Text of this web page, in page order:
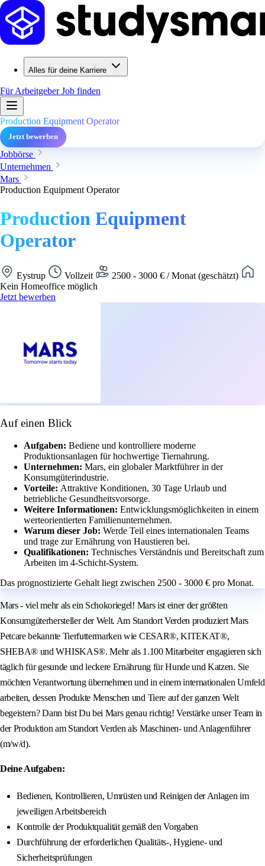
Alles für deine Karriere
Für ArbeitgeberJob finden
Production Equipment Operator
Jetzt bewerben
Jobbörse
Unternehmen
Mars
Production Equipment Operator
Production Equipment
Operator
Eystrup Vollzeit
2500 - 3000 € / Monat (geschätzt)
Kein Homeoffice möglich
Jetzt bewerben
Auf einen Blick
Aufgaben: Bediene und kontrolliere moderne
Produktionsanlagen für hochwertige Tiernahrung.
Unternehmen: Mars, ein globaler Marktführer in der
Konsumgüterindustrie.
Vorteile: Attraktive Konditionen, 30 Tage Urlaub und
betriebliche Gesundheitsvorsorge.
Weitere Informationen: Entwicklungsmöglichkeiten in einem
werteorientierten Familienunternehmen.
Warum dieser Job: Werde Teil eines internationalen Teams
und trage zur Ernährung von Haustieren bei.
Qualifikationen: Technisches Verständnis und Bereitschaft zum
Arbeiten im 4-Schicht-System.
Das prognostizierte Gehalt liegt zwischen 2500 - 3000 € pro Monat.
Mars - viel mehr als ein Schokoriegel! Mars ist einer der größten
Konsumgüterhersteller der Welt. Am Standort Verden produziert Mars
Petcare bekannte Tierfuttermarken wie CESAR®, KITEKAT®,
SHEBA® und WHISKAS®. Mehr als 1.100 Mitarbeiter engagieren sich
täglich für gesunde und leckere Ernährung für Hunde und Katzen. Sie
möchten Verantwortung übernehmen und in einem internationalen Umfeld
arbeiten, dessen Produkte Menschen und Tiere auf der ganzen Welt
begeistern? Dann bist Du bei Mars genau richtig! Verstärke unser Team in
der Produktion am Standort Verden als Maschinen- und Anlagenführer
(m/w/d).
Deine Aufgaben:
Bedienen, Kontrollieren, Umrüsten und Reinigen der Anlagen im
jeweiligen Arbeitsbereich
Kontrolle der Produktqualität gemäß den Vorgaben
Durchführung der erforderlichen Qualitäts-, Hygiene- und
Sicherheitsprüfungen